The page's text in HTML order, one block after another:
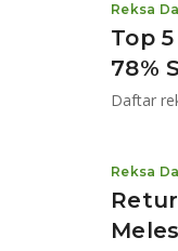
Top
78%
Reksa
Reksa